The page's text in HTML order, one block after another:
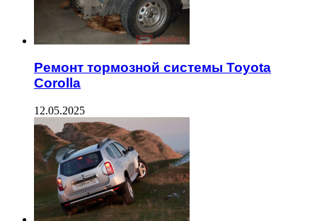
Ремонт тормозной системы Toyota
Corolla
12.05.2025